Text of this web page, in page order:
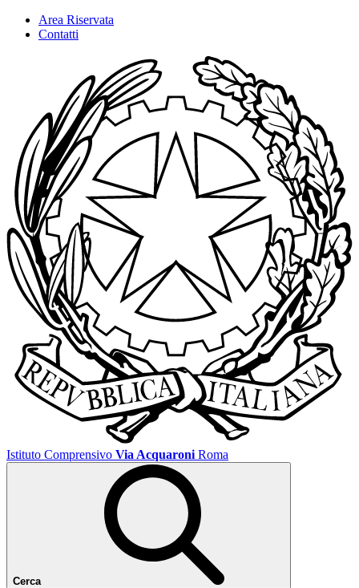
Area Riservata
Contatti
Istituto Comprensivo Via Acquaroni Roma
Cerca